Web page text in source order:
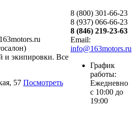
и экипировки. Все
57 Посмотреть
8 (800) 301-66-23
8 (937) 066-66-23
8 (846) 219-23-63
Email:
info@163motors.ru
График
работы:
Ежедневно
с 10:00 до
19:00